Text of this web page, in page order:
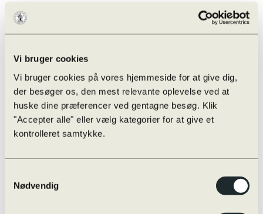
Vi bruger cookies
Vi bruger cookies på vores hjemmeside for at give dig,
der besøger os, den mest relevante oplevelse ved at
huske dine præferencer ved gentagne besøg. Klik
"Accepter alle" eller vælg kategorier for at give et
kontrolleret samtykke.
Nødvendig
Gæster
Ledelse
Nyhedsbrev
Studievejledere
Teknisk-administrative
Whistleblowerordning
Aktiviteter
Efter skoletid
Kalender
Odense Højskoleforening
Aarhus Universitet – OFN